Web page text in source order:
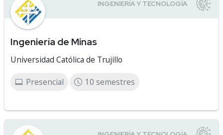
Ingeniería de Minas
Universidad Católica de Trujillo
Presencial 10 semestres